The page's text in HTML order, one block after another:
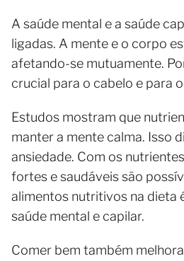
A saúde mental e a saúde
ligadas. A mente e o corpo
afetando-se mutuamente.
crucial para o cabelo e para
Estudos mostram que
manter a mente calma. Isso
ansiedade. Com os
fortes e saudáveis são
alimentos nutritivos na dieta
saúde mental e capilar.
Comer bem também